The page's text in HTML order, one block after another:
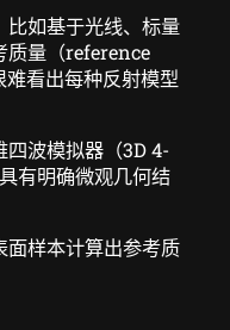
比如基于光线、标量
质量（reference
看出每种反射模型
波模拟器（3D 4-
有明确微观几何结
面样本计算出参考质